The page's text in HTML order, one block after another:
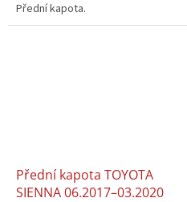
Přední kapota.
Přední kapota TOYOTA
SIENNA 06.2017–03.2020